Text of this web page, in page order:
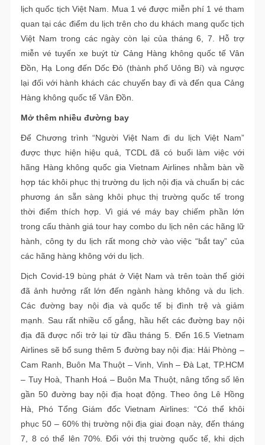
lịch quốc tịch Việt Nam. Mua 1 vé được miễn phí 1 vé tham
quan tại các điểm du lịch trên cho du khách mang quốc tịch
Việt Nam trong các ngày còn lại của tháng 6, 7. Hỗ trợ
miễn vé tuyến xe buýt từ Cảng Hàng không quốc tế Vân
Đồn, Hạ Long đến Dốc Đỏ (thành phố Uông Bí) và ngược
lại đối với hành khách các chuyến bay đi và đến qua Cảng
Hàng không quốc tế Vân Đồn.
Mở thêm nhiều đường bay
Để Chương trình “Người Việt Nam đi du lịch Việt Nam”
được thực hiện hiệu quả, TCDL đã có buổi làm việc với
hãng Hàng không quốc gia Vietnam Airlines nhằm bàn về
hợp tác khôi phục thị trường du lịch nội địa và chuẩn bị các
phương án sẵn sàng khôi phục thị trường quốc tế trong
thời điểm thích hợp. Vì giá vé máy bay chiếm phần lớn
trong cấu thành giá tour hay combo du lịch nên các hãng lữ
hành, công ty du lịch rất mong chờ vào việc “bắt tay” của
các hãng hàng không với du lịch.
Dịch Covid-19 bùng phát ở Việt Nam và trên toàn thế giới
đã ảnh hưởng rất lớn đến ngành hàng không và du lịch.
Các đường bay nội địa và quốc tế bị đình trệ và giảm
mạnh. Sau rất nhiều cố gắng, hầu hết các đường bay nội
địa đã được nối trở lại từ đầu tháng 5. Đến 16.5 Vietnam
Airlines sẽ bổ sung thêm 5 đường bay nội địa: Hải Phòng –
Cam Ranh, Buôn Ma Thuột – Vinh, Vinh – Đà Lạt, TP.HCM
– Tuy Hoà, Thanh Hoá – Buôn Ma Thuột, nâng tổng số lên
gần 50 đường bay nội địa hoạt động. Theo ông Lê Hồng
Hà, Phó Tổng Giám đốc Vietnam Airlines: “Có thể khôi
phục 50 – 60% thị trường nội địa giai đoạn này, đến tháng
7, 8 có thể lên 70%. Đối với thị trường quốc tế, khi dịch